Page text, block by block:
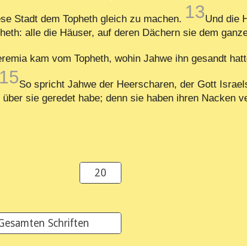
Stadt dem Topheth gleich zu machen. 13Und die
alle die Häuser, auf deren Dächern sie dem
kam vom Topheth, wohin Jahwe ihn gesandt
15So spricht Jahwe der Heerscharen, der Gott
sie geredet habe; denn sie haben ihren Nacken
20
Schriften